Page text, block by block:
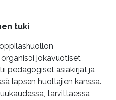
tuki
jokavuotiset
pedagogiset asiakirjat ja
lapsen huoltajien kanssa.
tarvittaessa